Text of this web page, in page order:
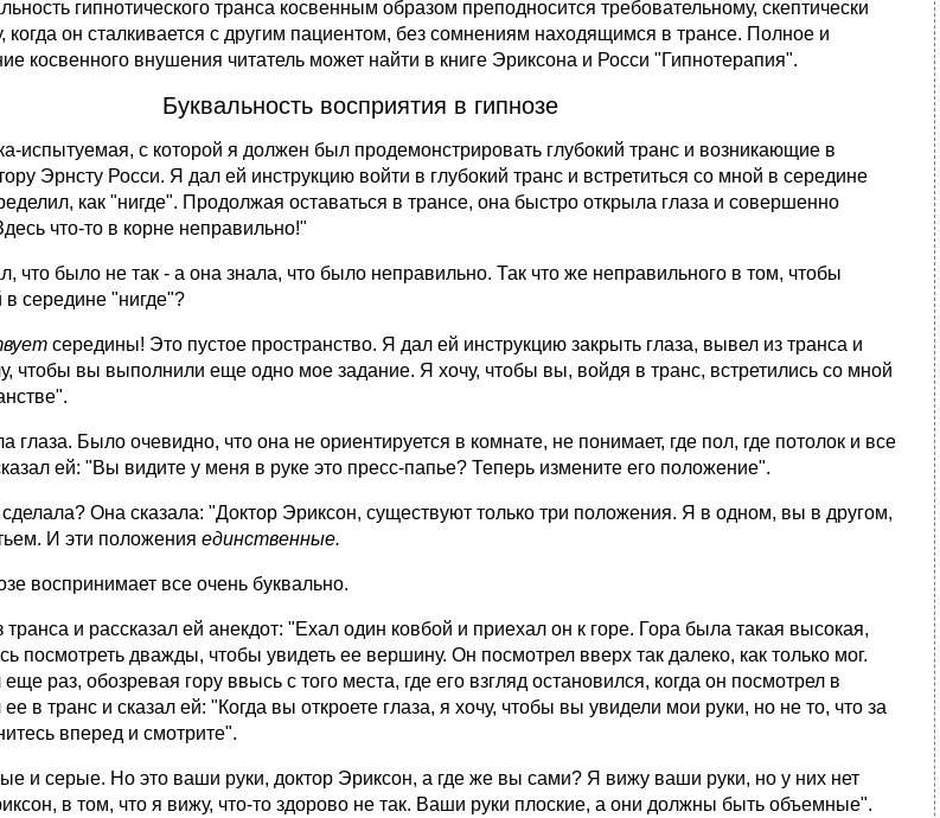
гипнотического транса косвенным образом преподносится требовательному, скептически
когда он сталкивается с другим пациентом, без сомнениям находящимся в трансе. Полное и
косвенного внушения читатель может найти в книге Эриксона и Росси "Гипнотерапия".
Буквальность восприятия в гипнозе
испытуемая, с которой я должен был продемонстрировать глубокий транс и возникающие в
Эрнсту Росси. Я дал ей инструкцию войти в глубокий транс и встретиться со мной в середине
как "нигде". Продолжая оставаться в трансе, она быстро открыла глаза и совершенно
что-то в корне неправильно!"
что было не так - а она знала, что было неправильно. Так что же неправильного в том, чтобы
в середине "нигде"?
середины! Это пустое пространство. Я дал ей инструкцию закрыть глаза, вывел из транса и
чтобы вы выполнили еще одно мое задание. Я хочу, чтобы вы, войдя в транс, встретились со мной
глаза. Было очевидно, что она не ориентируется в комнате, не понимает, где пол, где потолок и все
ей: "Вы видите у меня в руке это пресс-папье? Теперь измените его положение".
Она сказала: "Доктор Эриксон, существуют только три положения. Я в одном, вы в другом,
И эти положения единственные.
воспринимает все очень буквально.
и рассказал ей анекдот: "Ехал один ковбой и приехал он к горе. Гора была такая высокая,
посмотреть дважды, чтобы увидеть ее вершину. Он посмотрел вверх так далеко, как только мог.
раз, обозревая гору ввысь с того места, где его взгляд остановился, когда он посмотрел в
в транс и сказал ей: "Когда вы откроете глаза, я хочу, чтобы вы увидели мои руки, но не то, что за
вперед и смотрите".
и серые. Но это ваши руки, доктор Эриксон, а где же вы сами? Я вижу ваши руки, но у них нет
в том, что я вижу, что-то здорово не так. Ваши руки плоские, а они должны быть объемные".